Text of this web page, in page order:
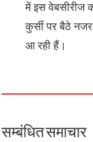
में इस वेबसीरीज
कुर्सी पर बैठे
आ रही हैं।
सम्बंधित समाचार